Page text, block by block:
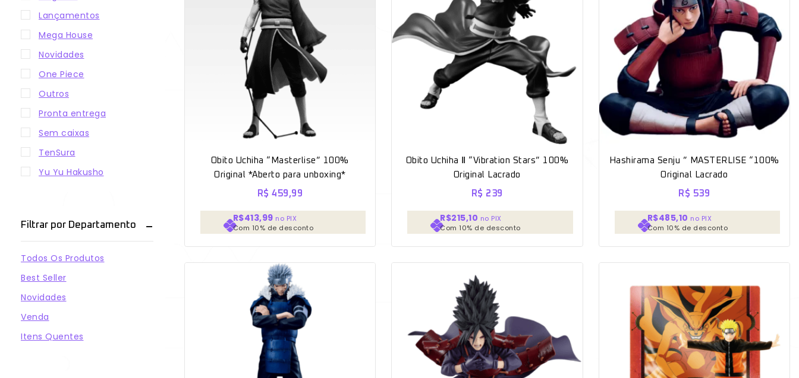
Obito Uchiha “Masterlise” 100%
Original *Aberto para unboxing*
R$ 459,99
R$413,99 no PIX
Com 10% de desconto
Obito Uchiha Ⅱ “Vibration Stars” 100%
Original Lacrado
R$ 239
R$215,10 no PIX
Com 10% de desconto
Hashirama Senju ” MASTERLISE “100%
Original Lacrado
R$ 539
R$485,10 no PIX
Com 10% de desconto
Lançamentos
Mega House
Novidades
One Piece
Outros
Pronta entrega
Sem caixas
TenSura
Yu Yu Hakusho
Filtrar por Departamento
Todos Os Produtos
Best Seller
Novidades
Venda
Itens Quentes